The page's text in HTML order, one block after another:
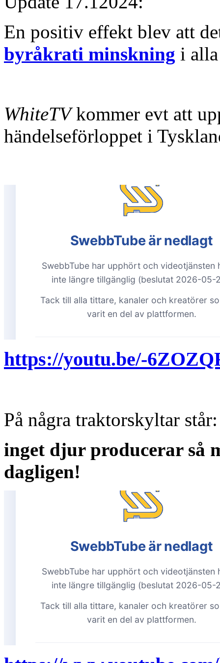
En positiv effekt blev att
byråkrati minskning i
WhiteTVkommer evt att
händelseförloppet i
https://youtu.be/-
På några traktorskyltar står:
inget djur producerar så
dagligen!